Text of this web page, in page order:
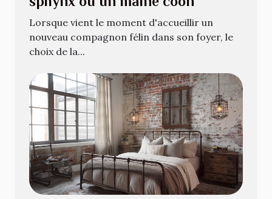
Lorsque vient le moment d'accueillir un
nouveau compagnon félin dans son foyer, le
choix de la...